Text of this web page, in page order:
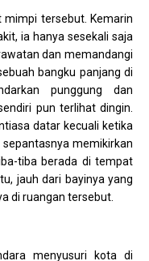
tersebut. Kemarin
ia hanya sesekali saja
dan memandangi
bangku panjang di
punggung dan
pun terlihat dingin.
datar kecuali ketika
memikirkan
tiba berada di tempat
jauh dari bayinya yang
di ruangan tersebut.
menyusuri kota di